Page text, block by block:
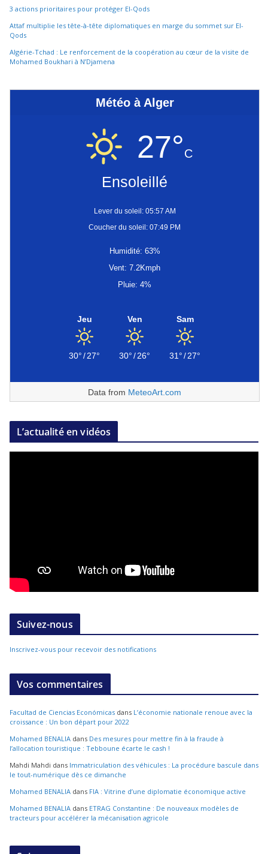
3 actions prioritaires pour protéger El-Qods
Attaf multiplie les tête-à-tête diplomatiques en marge du sommet sur El-
Qods
Algérie-Tchad : Le renforcement de la coopération au cœur de la visite de
Mohamed Boukhari à N’Djamena
Météo à Alger
27°C
Ensoleillé
Lever du soleil: 05:57 AM
Coucher du soleil: 07:49 PM
Humidité: 63%
Vent: 7.2Kmph
Pluie: 4%
Jeu
30°/27°
Ven
30°/26°
Sam
31°/27°
Data from MeteoArt.com
L’actualité en vidéos
Suivez-nous
Inscrivez-vous pour recevoir des notifications
Vos commentaires
Facultad de Ciencias Económicas dans L’économie nationale renoue avec la
croissance : Un bon départ pour 2022
Mohamed BENALIA dans Des mesures pour mettre fin à la fraude à
l’allocation touristique : Tebboune écarte le cash !
Mahdi Mahdi dans Immatriculation des véhicules : La procédure bascule dans
le tout-numérique dès ce dimanche
Mohamed BENALIA dans FIA : Vitrine d’une diplomatie économique active
Mohamed BENALIA dans ETRAG Constantine : De nouveaux modèles de
tracteurs pour accélérer la mécanisation agricole